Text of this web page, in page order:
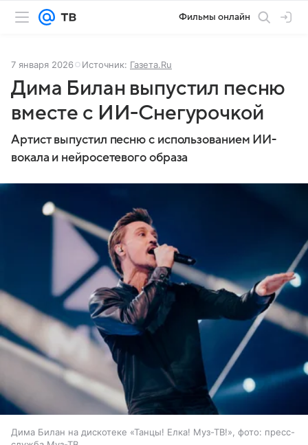
Фильмы онлайн
7 января 2026 Источник: Газета.Ru
Дима Билан выпустил песню
вместе с ИИ-Снегурочкой
Артист выпустил песню с использованием ИИ-
вокала и нейросетевого образа
Дима Билан на дискотеке «Танцы! Елка! Муз-ТВ!», фото: пресс-